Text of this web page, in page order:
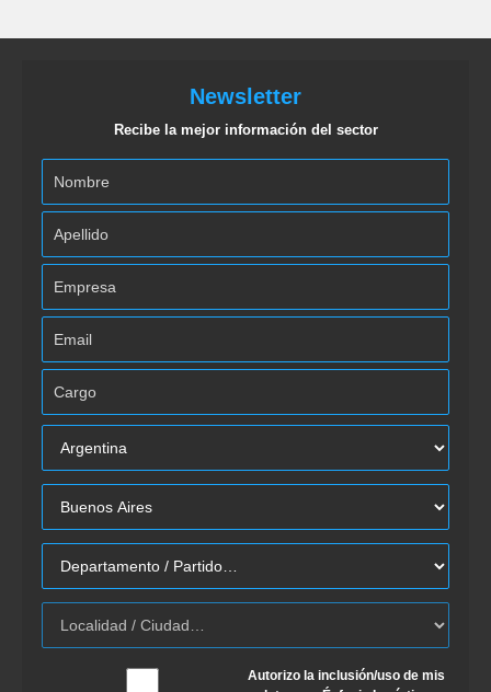
Newsletter
Recibe la mejor información del sector
Autorizo la inclusión/uso de mis